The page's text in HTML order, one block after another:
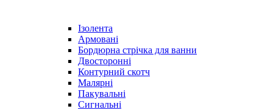
Ізолента
Армовані
Бордюрна стрічка для ванни
Двосторонні
Контурний скотч
Малярні
Пакувальні
Сигнальні